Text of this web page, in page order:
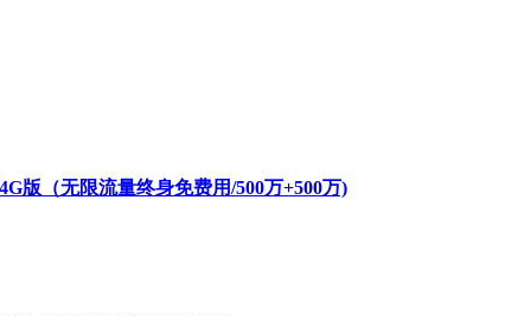
版（无限流量终身免费用/500万+500万)